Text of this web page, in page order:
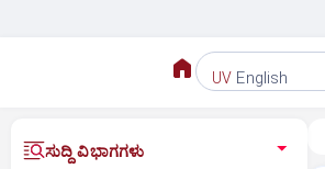
UV English
ಸುದ್ದಿ ವಿಭಾಗಗಳು